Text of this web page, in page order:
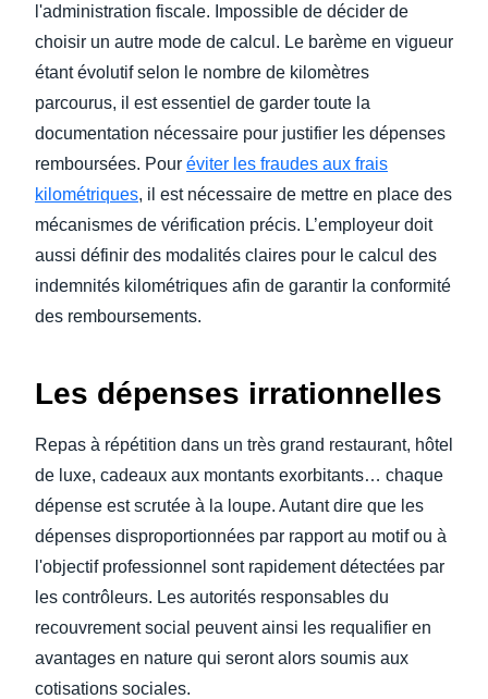
l'administration fiscale. Impossible de décider de
choisir un autre mode de calcul. Le barème en vigueur
étant évolutif selon le nombre de kilomètres
parcourus, il est essentiel de garder toute la
documentation nécessaire pour justifier les dépenses
remboursées. Pour éviter les fraudes aux frais
kilométriques, il est nécessaire de mettre en place des
mécanismes de vérification précis. L’employeur doit
aussi définir des modalités claires pour le calcul des
indemnités kilométriques afin de garantir la conformité
des remboursements.
Les dépenses irrationnelles
Repas à répétition dans un très grand restaurant, hôtel
de luxe, cadeaux aux montants exorbitants… chaque
dépense est scrutée à la loupe. Autant dire que les
dépenses disproportionnées par rapport au motif ou à
l'objectif professionnel sont rapidement détectées par
les contrôleurs. Les autorités responsables du
recouvrement social peuvent ainsi les requalifier en
avantages en nature qui seront alors soumis aux
cotisations sociales.